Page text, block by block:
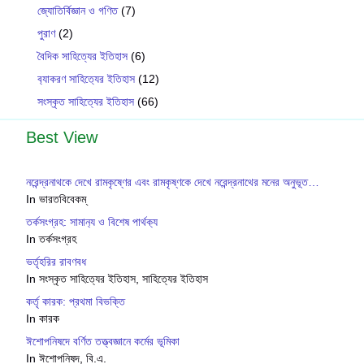
জ্যোতির্বিজ্ঞান ও গণিত(7)
পুরাণ(2)
বৈদিক সাহিত্যের ইতিহাস (6)
ব‍্যাকরণ সাহিত‍্যের ইতিহাস (12)
সংস্কৃত সাহিত্যের ইতিহাস (66)
Best View
নরেন্দ্রনাথকে দেখে রামকৃষ্ণের এবং রামকৃষ্ণকে দেখে নরেন্দ্রনাথের মনের অনুভূত…
In ভারতবিবেকম্
তর্কসংগ্রহ: সামান‍্য ও বিশেষ পার্থক‍্য
In তর্কসংগ্রহ
ভর্তৃহরির রাবণবধ
In সংস্কৃত সাহিত্যের ইতিহাস, সাহিত্যের ইতিহাস
কর্তৃ কারক: প্রথমা বিভক্তি
In কারক
ঈশোপনিষদে বর্ণিত তত্ত্বজ্ঞানে কর্মের ভূমিকা
In ঈশোপনিষদ, বি.এ.